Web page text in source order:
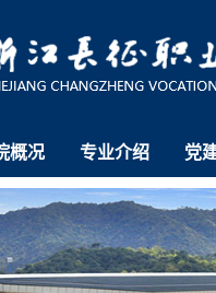
概况 专业介绍 党